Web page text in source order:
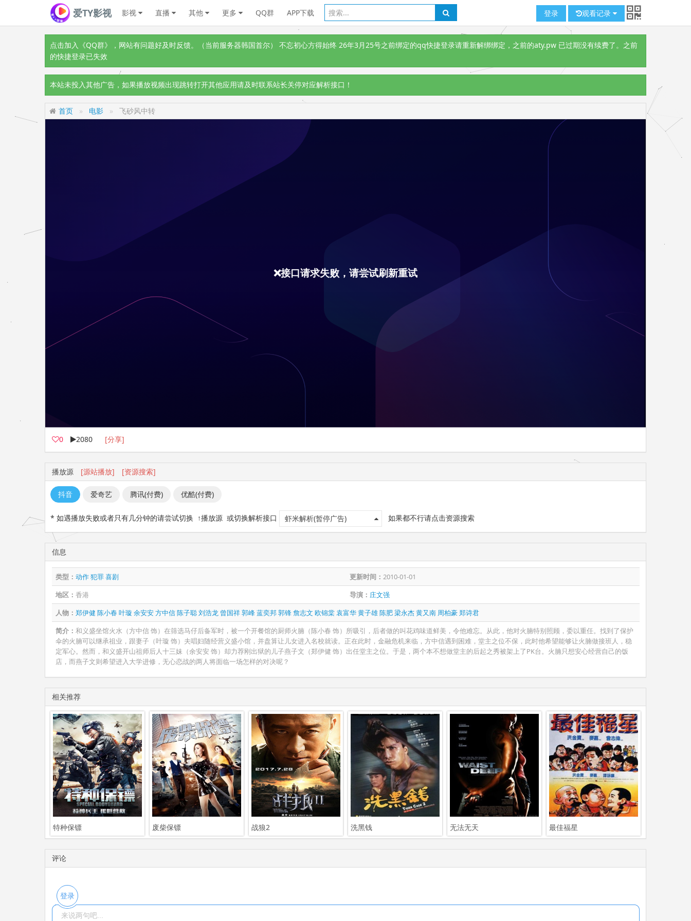
爱TY影视 影视 直播 其他 更多 QQ群 APP下载 登录 观看记录
点击加入《QQ群》
，网站有问题好及时反馈。（当前服务器韩国首尔） 不忘初心方得始终 26年3月25号之前绑定的qq快捷登录请重新解绑绑定，之前的aty.pw 已过期没有续费了。之前
的快捷登录已失效
本站未投入其他广告，如果播放视频出现跳转打开其他应用请及时联系站长关停对应解析接口！
首页 电影 飞砂风中转
0 2080 [分享]
播放源 [源站播放] [资源搜索]
抖音 爱奇艺 腾讯(付费) 优酷(付费)
* 如遇播放失败或者只有几分钟的请尝试切换 ↑播放源 或切换解析接口 虾米解析(暂停广告) 如果都不行请点击资源搜索
信息
类型： 动作犯罪喜剧 更新时间： 2010-01-01
地区： 香港 导演： 庄文强
人物： 郑伊健 陈小春叶璇 余安安方中信陈子聪刘浩龙 曾国祥郭峰蓝奕邦郭锋詹志文 欧锦棠 袁富华黄子雄陈肥梁永杰黄又南 周柏豪郑诗君
简介： 和义盛坐馆火水（方中信 饰）在筛选马仔后备军时，被一个开餐馆的厨师火腩（陈小春 饰）所吸引，后者做的叫花鸡味道鲜美，令他难忘。从此，他对火腩特别照顾，委以重任。找到了保护
伞的火腩可以继承祖业，跟妻子（叶璇 饰）夫唱妇随经营义盛小馆，并盘算让儿女进入名校就读。正在此时，金融危机来临，方中信遇到困难，堂主之位不保，此时他希望能够让火腩做接班人，稳
定军心。然而，和义盛开山祖师后人十三妹（余安安 饰）却力荐刚出狱的儿子燕子文（郑伊健 饰）出任堂主之位。于是，两个本不想做堂主的后起之秀被架上了PK台。火腩只想安心经营自己的饭
店，而燕子文则希望进入大学进修，无心恋战的两人将面临一场怎样的对决呢？
相关推荐
特种保镖 废柴保镖 战狼2 洗黑钱 无法无天 最佳福星
评论
登录